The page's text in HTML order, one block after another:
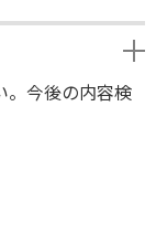
。今後の内容検